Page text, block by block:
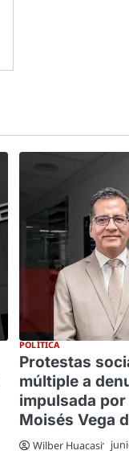
POLÍTICA
Protestas
múltiple a
impulsada
Moisés Vega
Wilber Huacasi